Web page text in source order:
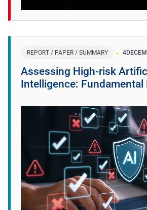
REPORT / PAPER / SUMMARY 4
Assessing High-risk
Intelligence: Fundamental